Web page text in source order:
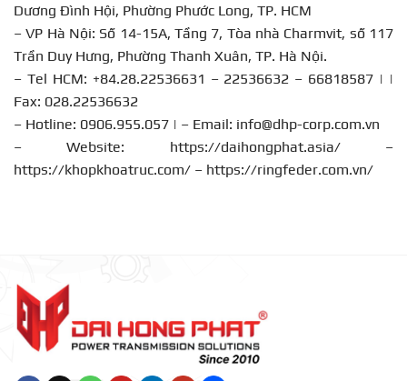
Dương Đình Hội, Phường Phước Long, TP. HCM
– VP Hà Nội: Số 14-15A, Tầng 7, Tòa nhà Charmvit, số 117
Trần Duy Hưng, Phường Thanh Xuân, TP. Hà Nội.
– Tel HCM: +84.28.22536631 – 22536632 – 66818587 | |
Fax: 028.22536632
– Hotline: 0906.955.057 | – Email: info@dhp-corp.com.vn
– Website: https://daihongphat.asia/–
https://khopkhoatruc.com/ – https://ringfeder.com.vn/